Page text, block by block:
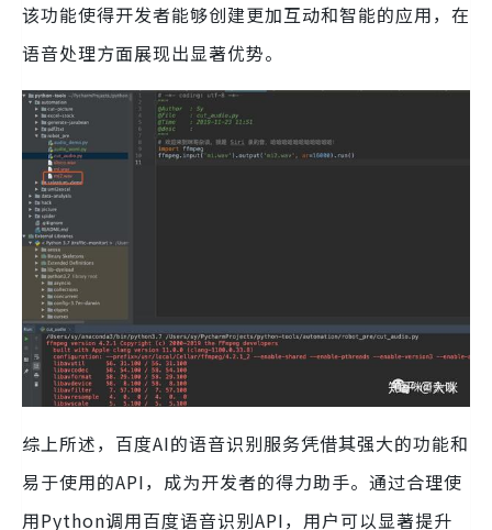
该功能使得开发者能够创建更加互动和智能的应用，在
语音处理方面展现出显著优势。
综上所述，百度AI的语音识别服务凭借其强大的功能和
易于使用的API，成为开发者的得力助手。通过合理使
用Python调用百度语音识别API，用户可以显著提升